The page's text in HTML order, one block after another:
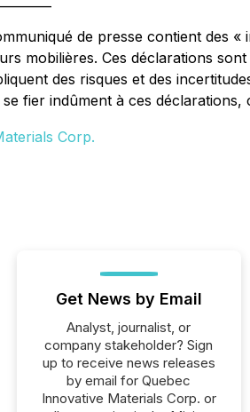
de presse contient des
mobilières. Ces déclarations
des risques et des
fier indûment à ces
Corp.
Get News by Email
Analyst, journalist, or
company stakeholder? Sign
up to receive news releases
by email for Quebec
Innovative Materials Corp. or